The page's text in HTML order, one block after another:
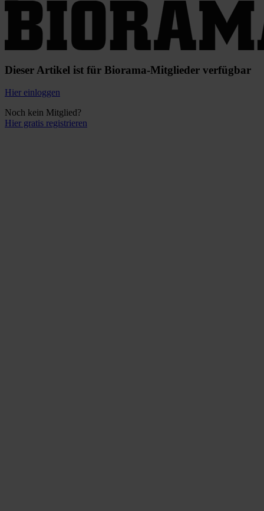
Dieser Artikel ist für Biorama-Mitglieder verfügbar
Hier einloggen
Noch kein Mitglied?
Hier gratis registrieren